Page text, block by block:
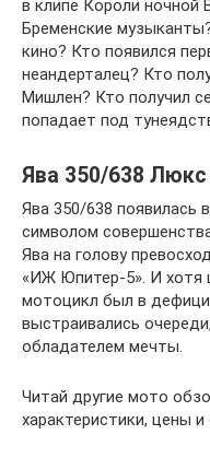
в клипе Короли ночной
Бременские
кино? Кто появился
неандерталец? Кто
Мишлен? Кто получил
попадает под
Ява 350/638 Люкс
Ява 350/638 появилась
символом
Ява на голову
«ИЖ Юпитер-5». И хотя
мотоцикл был в
выстраивались
обладателем мечты.
Читай другие мото
характеристики, цены